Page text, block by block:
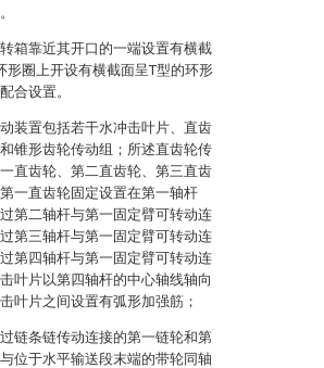
箱靠近其开口的一端设置有横截
形圈上开设有横截面呈T型的环形
合设置。
装置包括若干水冲击叶片、直齿
锥形齿轮传动组；所述直齿轮传
直齿轮、第二直齿轮、第三直齿
一直齿轮固定设置在第一轴杆
第二轴杆与第一固定臂可转动连
第三轴杆与第一固定臂可转动连
第四轴杆与第一固定臂可转动连
叶片以第四轴杆的中心轴线轴向
叶片之间设置有弧形加强筋；
链条链传动连接的第一链轮和第
位于水平输送段末端的带轮同轴